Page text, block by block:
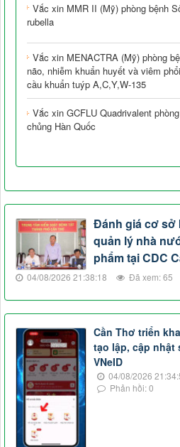
Vắc xin MMR II (Mỹ) phòng bệnh
rubella
Vắc xin MENACTRA (Mỹ) phòng
não, nhiễm khuẩn huyết và viêm
cầu khuẩn tuýp A,C,Y,W-135
Vắc xin GCFLU Quadrivalent
chủng Hàn Quốc
Đánh giá cơ sở
quản lý nhà
phẩm tại CDC
04/08/2026 21:38:18 Đã xem: 65
Cần Thơ triển
tạo lập, cập nhật
VNeID
04/08/2026
Phản hồi: 0